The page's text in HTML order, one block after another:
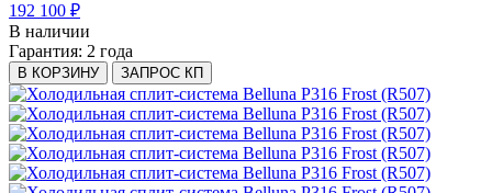
192 100 ₽
В наличии
Гарантия: 2 года
В КОРЗИНУ ЗАПРОС КП